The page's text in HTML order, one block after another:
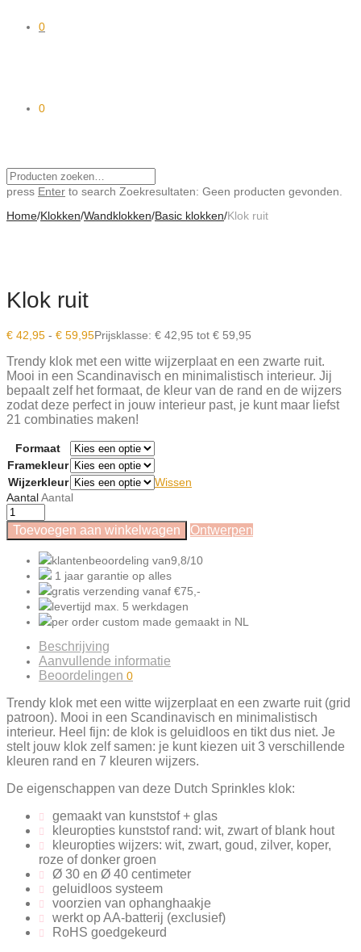
0
0
press Enter to search Zoekresultaten: Geen producten gevonden.
Home/Klokken/Wandklokken/Basic klokken/Klok ruit
Klok ruit
€ 42,95 - € 59,95Prijsklasse: € 42,95 tot € 59,95
Trendy klok met een witte wijzerplaat en een zwarte ruit.
Mooi in een Scandinavisch en minimalistisch interieur. Jij
bepaalt zelf het formaat, de kleur van de rand en de wijzers
zodat deze perfect in jouw interieur past, je kunt maar liefst
21 combinaties maken!
Formaat
Framekleur
Wijzerkleur
Wissen
AantalAantal
Toevoegen aan winkelwagen Ontwerpen
klantenbeoordeling van9,8/10
1 jaar garantie op alles
gratis verzending vanaf €75,-
levertijd max. 5 werkdagen
per order custom made gemaakt in NL
Beschrijving
Aanvullende informatie
Beoordelingen 0
Trendy klok met een witte wijzerplaat en een zwarte ruit (grid
patroon). Mooi in een Scandinavisch en minimalistisch
interieur. Heel fijn: de klok is geluidloos en tikt dus niet. Je
stelt jouw klok zelf samen: je kunt kiezen uit 3 verschillende
kleuren rand en 7 kleuren wijzers.
De eigenschappen van deze Dutch Sprinkles klok:
gemaakt van kunststof + glas
kleuropties kunststof rand: wit, zwart of blank hout
kleuropties wijzers: wit, zwart, goud, zilver, koper,
roze of donker groen
Ø 30 en Ø 40 centimeter
geluidloos systeem
voorzien van ophanghaakje
werkt op AA-batterij (exclusief)
RoHS goedgekeurd